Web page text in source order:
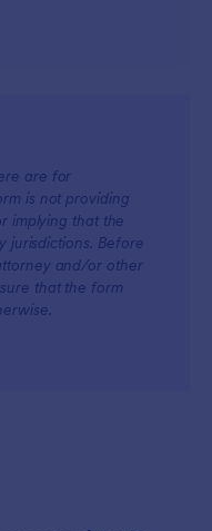
are for
is not providing
implying that the
jurisdictions. Before
and/or other
that the form